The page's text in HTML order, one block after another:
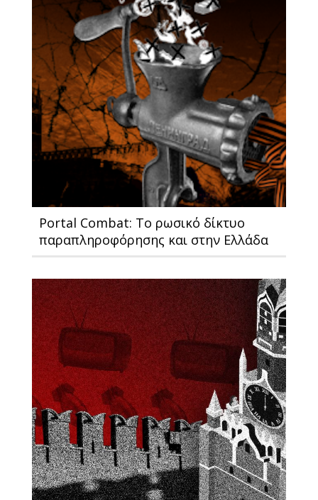
Portal Combat: Το ρωσικό δίκτυο
παραπληροφόρησης και στην Ελλάδα